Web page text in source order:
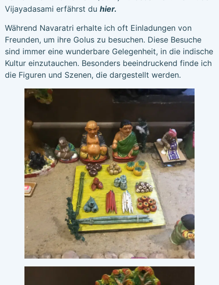
Vijayadasami erfährst du hier.
Während Navaratri erhalte ich oft Einladungen von
Freunden, um ihre Golus zu besuchen. Diese Besuche
sind immer eine wunderbare Gelegenheit, in die indische
Kultur einzutauchen. Besonders beeindruckend finde ich
die Figuren und Szenen, die dargestellt werden.